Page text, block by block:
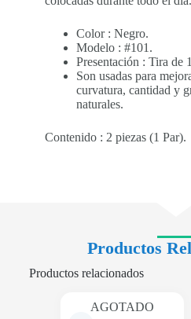
Color : Negro.
Modelo : #101.
Presentación : Tira de
Son usadas para
curvatura, cantidad y
naturales.
Contenido : 2 piezas (1 Par).
Productos
Productos relacionados
AGOTADO